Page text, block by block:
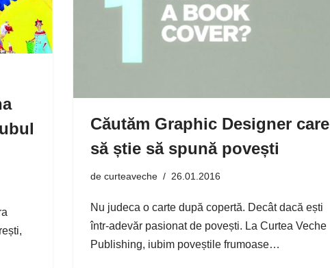
Căutăm Graphic Designer care
să știe să spună povești
de curteaveche 26.01.2016
Nu judeca o carte după copertă. Decât dacă ești
într-adevăr pasionat de povești. La Curtea Veche
Publishing, iubim poveștile frumoase…